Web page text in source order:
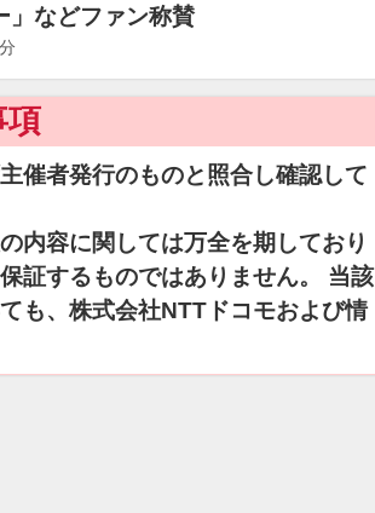
」などファン称賛
項
催者発行のものと照合し確認して
内容に関しては万全を期しており
証するものではありません。 当該
も、株式会社NTTドコモおよび情